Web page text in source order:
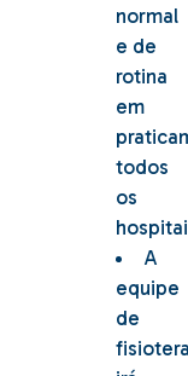
normal
e de
rotina
em
todos
os
A
equipe
de